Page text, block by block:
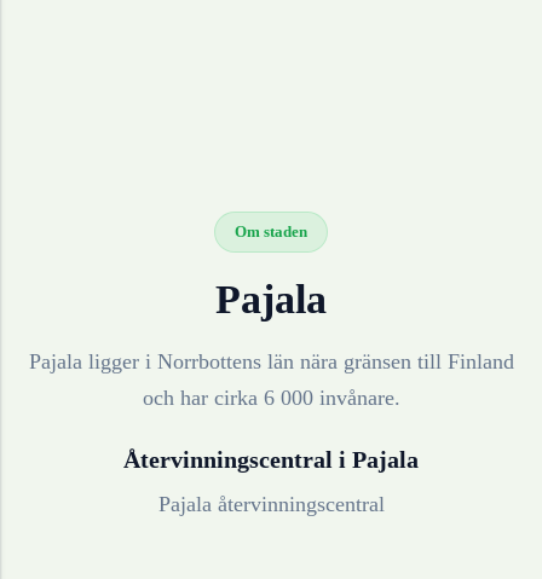
Om staden
Pajala
Pajala ligger i Norrbottens län nära gränsen till Finland
och har cirka 6 000 invånare.
Återvinningscentral i Pajala
Pajala återvinningscentral